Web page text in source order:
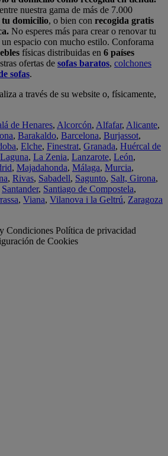
entre nuestra gama de más de 7.000
domicilio, o bien con recogida gratis
No esperes más para crear o renovar tu
espacio con mucho estilo. Conforama
físicas distribuidas en 6 países
ofertas de sofas baratos, colchones
sofas.
a través de su website o, físicamente,
de Henares, Alcorcón, Alfafar, Alicante,
, Barakaldo, Barcelona, Burjassot,
, Elche, Finestrat, Granada, Huércal de
, La Zenia, Lanzarote, León,
, Majadahonda, Málaga, Murcia,
, Rivas, Sabadell, Sagunto, Salt, Girona,
Santander, Santiago de Compostela,
, Viana, Vilanova i la Geltrú, Zaragoza
Condiciones Política de privacidad
de Cookies